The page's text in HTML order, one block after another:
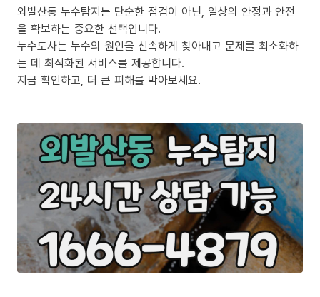
외발산동 누수탐지는 단순한 점검이 아닌, 일상의 안정과 안전
을 확보하는 중요한 선택입니다.
누수도사는 누수의 원인을 신속하게 찾아내고 문제를 최소화하
는 데 최적화된 서비스를 제공합니다.
지금 확인하고, 더 큰 피해를 막아보세요.